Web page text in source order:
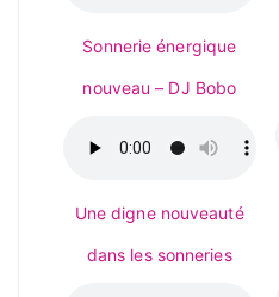
Sonnerie énergique
nouveau – DJ Bobo
Une digne nouveauté
dans les sonneries